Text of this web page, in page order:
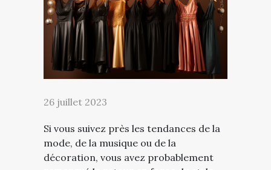
26 juillet 2023
Si vous suivez près les tendances de la
mode, de la musique ou de la
décoration, vous avez probablement